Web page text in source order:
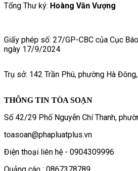
Tổng Thư ký: Hoàng Văn Vượng
Giấy phép số: 27/GP-CBC của Cục
ngày 17/9/2024
Trụ sở: 142 Trần Phú, phường Hà
THÔNG TIN TÒA SOẠN
Số 42/29 Phố Nguyễn Chí Thanh,
toasoan@phapluatplus.vn
Điện thoại liên hệ - 0904309996